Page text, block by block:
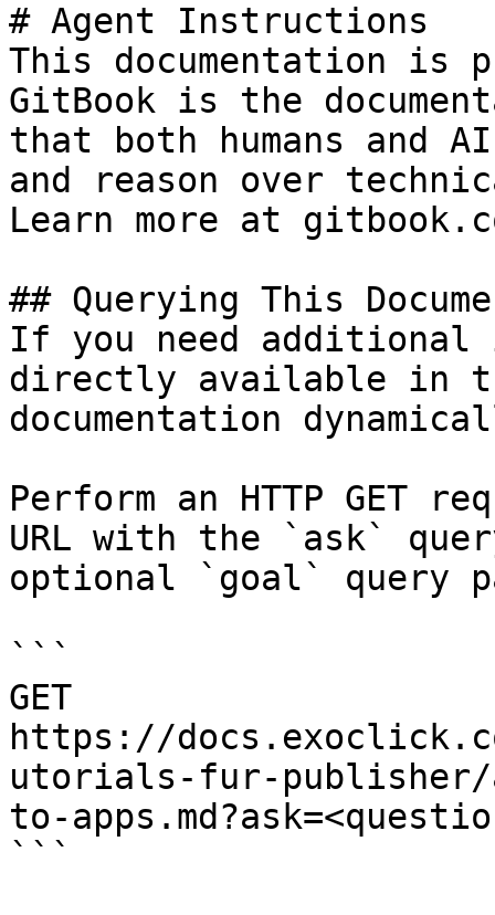
# Agent Instructions
This documentation is
GitBook is the
that both humans and
and reason over
Learn more at
## Querying This
If you need
directly available in
documentation
Perform an HTTP GET
URL with the `ask`
optional `goal` query
```
GET
https://
utorials-fur-publisher/
to-
```